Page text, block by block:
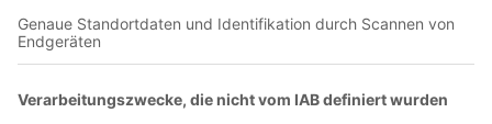
Olympia-Verlag GmbH